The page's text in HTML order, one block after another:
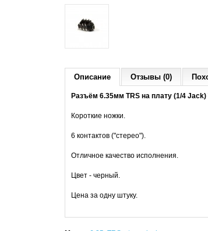
Описание Отзывы (0)
Разъём 6.35мм TRS на плату (1/4 Jack)
Короткие ножки.
6 контактов ("стерео").
Отличное качество исполнения.
Цвет - черный.
Цена за одну штуку.